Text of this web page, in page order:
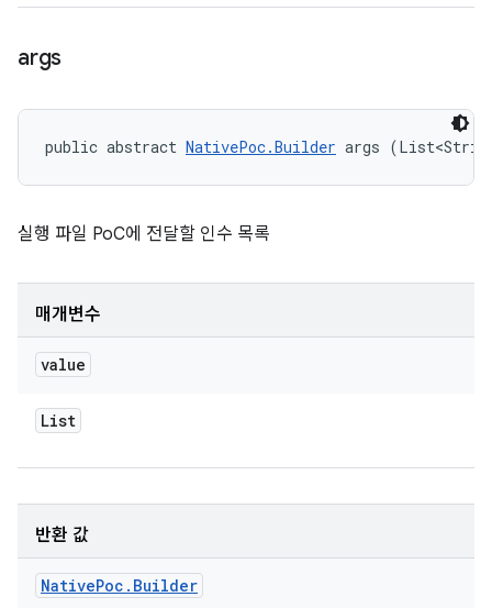
args
public abstract NativePoc.Builder args
실행 파일 PoC에 전달할 인수 목록
매개변수
value
List
반환 값
NativePoc . Builder